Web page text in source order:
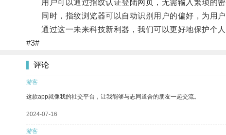
用户可以通过指纹认证登陆网页，无需输入繁琐的密
同时，指纹浏览器可以自动识别用户的偏好，为用户
通过这一未来科技新利器，我们可以更好地保护个人
#3#
评论
游客
这款app就像我的社交平台，让我能够与志同道合的朋友一起交流。
2024-07-16
游客